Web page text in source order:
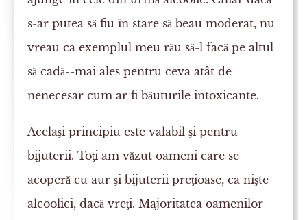
s-ar putea să fiu în stare să beau moderat, nu
vreau ca exemplul meu rău să-l facă pe altul
să cadă--mai ales pentru ceva atât de
nenecesar cum ar fi băuturile intoxicante.
Acelaşi principiu este valabil şi pentru
bijuterii. Toţi am văzut oameni care se
acoperă cu aur şi bijuterii preţioase, ca nişte
alcoolici, dacă vreţi. Majoritatea oamenilor